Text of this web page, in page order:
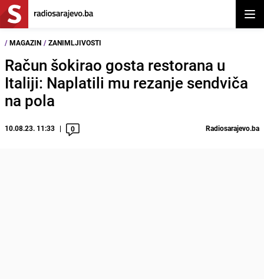
/ MAGAZIN / ZANIMLJIVOSTI
Račun šokirao gosta restorana u
Italiji: Naplatili mu rezanje sendviča
na pola
10.08.23. 11:33 0 Radiosarajevo.ba